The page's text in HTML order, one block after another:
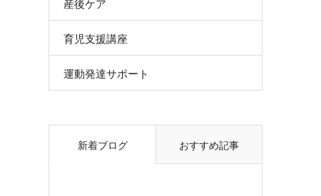
産後ケア
育児支援講座
運動発達サポート
新着ブログ おすすめ記事